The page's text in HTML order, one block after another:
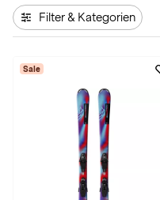
e
c
k
Filter & Kategorien
Sale